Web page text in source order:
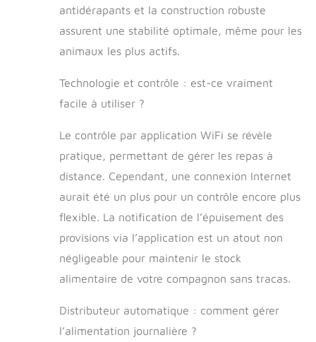
chiens de grande
et très grande
sans recharges
pour les parents
des horaires
chargés ou de
longs week-ends.
également pour
les chiens de taille
moyenne avec un
appétit
chaleureux.
blocage : le
moteur puissant
antidérapants et la construction robuste
assurent une stabilité optimale, même pour les
animaux les plus actifs.
Technologie et contrôle : est-ce vraiment
facile à utiliser ?
Le contrôle par application WiFi se révèle
pratique, permettant de gérer les repas à
distance. Cependant, une connexion Internet
aurait été un plus pour un contrôle encore plus
flexible. La notification de l’épuisement des
provisions via l’application est un atout non
négligeable pour maintenir le stock
alimentaire de votre compagnon sans tracas.
Distributeur automatique : comment gérer
l’alimentation journalière ?